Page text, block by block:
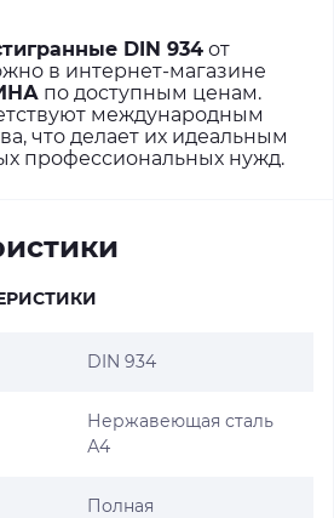
DIN 934 от
в интернет-магазине
по доступным ценам.
международным
что делает их идеальным
профессиональных нужд.
DIN 934
Нержавеющая сталь
А4
Полная